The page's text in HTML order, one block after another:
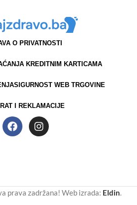
O PRIVATNOSTI
KREDITNIM KARTICAMA
SIGURNOST WEB TRGOVINE
I REKLAMACIJE
prava zadržana! Web izrada: Eldin.